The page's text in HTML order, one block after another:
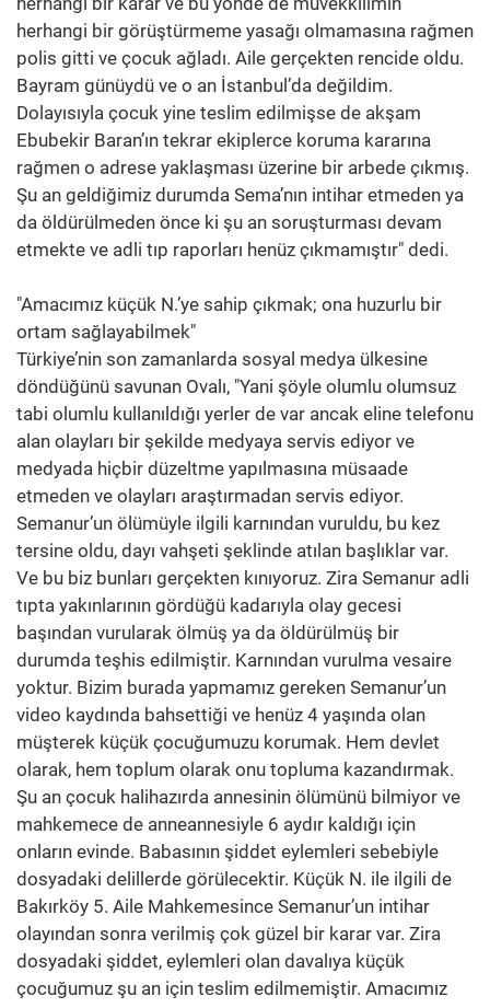
herhangi bir görüştürmeme yasağı olmamasına rağmen
polis gitti ve çocuk ağladı. Aile gerçekten rencide oldu.
Bayram günüydü ve o an İstanbul’da değildim.
Dolayısıyla çocuk yine teslim edilmişse de akşam
Ebubekir Baran’ın tekrar ekiplerce koruma kararına
rağmen o adrese yaklaşması üzerine bir arbede çıkmış.
Şu an geldiğimiz durumda Sema’nın intihar etmeden ya
da öldürülmeden önce ki şu an soruşturması devam
etmekte ve adli tıp raporları henüz çıkmamıştır" dedi.
"Amacımız küçük N.’ye sahip çıkmak; ona huzurlu bir
ortam sağlayabilmek"
Türkiye’nin son zamanlarda sosyal medya ülkesine
döndüğünü savunan Ovalı, "Yani şöyle olumlu olumsuz
tabi olumlu kullanıldığı yerler de var ancak eline telefonu
alan olayları bir şekilde medyaya servis ediyor ve
medyada hiçbir düzeltme yapılmasına müsaade
etmeden ve olayları araştırmadan servis ediyor.
Semanur’un ölümüyle ilgili karnından vuruldu, bu kez
tersine oldu, dayı vahşeti şeklinde atılan başlıklar var.
Ve bu biz bunları gerçekten kınıyoruz. Zira Semanur adli
tıpta yakınlarının gördüğü kadarıyla olay gecesi
başından vurularak ölmüş ya da öldürülmüş bir
durumda teşhis edilmiştir. Karnından vurulma vesaire
yoktur. Bizim burada yapmamız gereken Semanur’un
video kaydında bahsettiği ve henüz 4 yaşında olan
müşterek küçük çocuğumuzu korumak. Hem devlet
olarak, hem toplum olarak onu topluma kazandırmak.
Şu an çocuk halihazırda annesinin ölümünü bilmiyor ve
mahkemece de anneannesiyle 6 aydır kaldığı için
onların evinde. Babasının şiddet eylemleri sebebiyle
dosyadaki delillerde görülecektir. Küçük N. ile ilgili de
Bakırköy 5. Aile Mahkemesince Semanur’un intihar
olayından sonra verilmiş çok güzel bir karar var. Zira
dosyadaki şiddet, eylemleri olan davalıya küçük
çocuğumuz şu an için teslim edilmemiştir. Amacımız